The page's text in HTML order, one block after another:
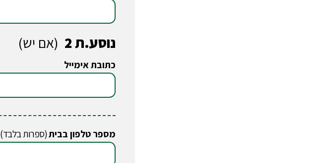
נוסע.ת 2 (אם יש)
כתובת אימייל
מספר טלפון בבית(ספרות בלבד)